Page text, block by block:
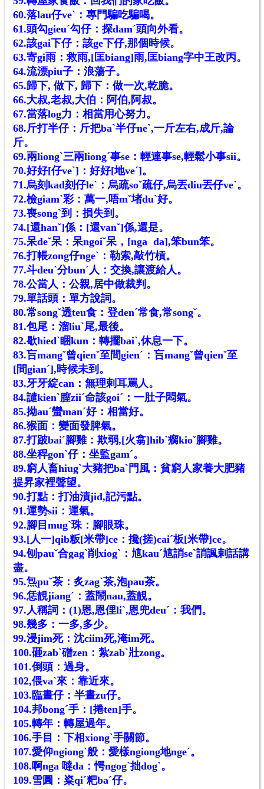
60.落lau仔veˋ：專門騙吃騙喝。
61.頭勾gieuˊ勾仔：探damˊ頭向外看。
62.該gai下仔：該ge下仔,那個時候。
63.寄gi雨：救雨,[匡biang]雨,匡biang字中王改丙。
64.流漂piu子：浪蕩子。
65.歸下, 做下, 歸下：做一次,乾脆。
66.大叔,老叔,大伯：阿伯,阿叔。
67.當落log力：相當用心努力。
68.斤打半仔：斤把baˋ半仔neˋ,一斤左右,成斤,論
斤。
69.兩liongˋ三兩liongˊ事se：輕連事se,輕鬆小事sii。
70.好好[仔veˋ]：好好[地veˊ]。
71.烏刻kad刻仔leˋ：烏疏soˇ疏仔,烏丟diu丟仔veˋ。
72.檢giamˋ彩：萬一,唔mˇ堵duˋ好。
73.喪songˋ到：損失到。
74.[還hanˇ]係：[還vanˇ]係,還是。
75.呆deˇ呆：呆ngoiˇ呆，[nga da],笨bun笨。
76.打帳zong仔ngeˋ：勒索,敲竹槓。
77.斗deuˋ分bunˊ人：交換,讓渡給人。
78.公當人：公親,居中做裁判。
79.單話頭：單方說詞。
80.常songˇ透teu食：登denˊ常食,常songˇ。
81.包尾：溜liuˋ尾,最後。
82.歇hiedˋ睏kun：轉擺baiˋ,休息一下。
83.吂mangˇ曾qienˇ至間gienˊ：吂mangˇ曾qienˇ至
[間gianˊ],時候未到。
83.牙牙綻can：無理剌耳罵人。
84.譴kienˋ膣ziiˊ命該goiˊ：一肚子悶氣。
85.拗auˊ蠻manˊ好：相當好。
86.猴面：變面發脾氣。
87.打跛baiˊ腳雞：欺弱,[火翕]hibˋ瘸kioˇ腳雞。
88.坐稈gonˋ仔：坐監gamˊ。
89.窮人畜hiugˋ大豬把baˋ門風：貧窮人家養大肥豬
提昇家裡聲望。
90.打點：打油漬jid,記污點。
91.運勢sii：運氣。
92.腳目mugˋ珠：腳眼珠。
93.[人一]qib粄[米帶]ce：攙(搓)caiˊ板[米帶]ce。
94.刨pauˇ合gagˋ削xiogˋ：訄kauˊ訄誚seˋ誚諷剌話講
盡。
95.炰puˇ茶：炙zagˋ茶,泡pau茶。
96.恁靚jiangˊ：蓋鬧nau,蓋靚。
97.人稱詞：(1)恩,恩俚liˋ,恩兜deuˊ：我們。
98.幾多：一多,多少。
99.浸jim死：沈ciim死,淹im死。
100.砸zabˋ磳zen：紮zabˋ壯zong。
101.倒頭：過身。
102,偎vaˋ來：靠近來。
103.臨晝仔：半晝zu仔。
104.邦bongˊ手：[捲ten]手。
105.轉年：轉屋過年。
106.手目：下相xiongˋ手關節。
107.愛仰ngiongˋ般：愛樣ngiong地ngeˊ。
108.啊nga 噠da：愕ngogˋ拙dogˋ。
109.雪圓：粢qiˊ粑baˊ仔。